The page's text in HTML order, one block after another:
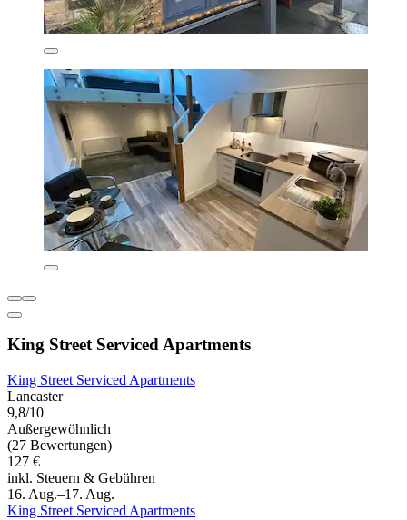
King Street Serviced Apartments
King Street Serviced Apartments
Lancaster
9,8/10
Außergewöhnlich
(27 Bewertungen)
127 €
inkl. Steuern & Gebühren
16. Aug.–17. Aug.
King Street Serviced Apartments